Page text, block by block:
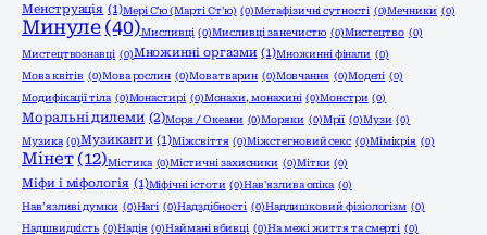
Менструація (1)Мері С'ю (Марті Ст'ю) (0)Метафізичні сутності (0)Мечники (0)
Минуле (40)Мисливці (0)Мисливці за нечистю (0)Мистецтво (0)
Мистецтвознавці (0)Множинні оргазми (1)Множинні фінали (0)
Мова квітів (0)Мова рослин (0)Мова тварин (0)Мовчання (0)Моделі (0)
Модифікації тіла (0)Монастирі (0)Монахи, монахині (0)Монстри (0)
Моральні дилеми (2)Моря / Океани (0)Моряки (0)Мрії (0)Музи (0)
Музика (0)Музиканти (1)Міжсвіття (0)Міжстегновий секс (0)Мімікрія (0)
Мінет (12)Містика (0)Містичні захисники (0)Мітки (0)
Міфи і міфологія (1)Міфічні істоти (0)Нав'язлива опіка (0)
Нав’язливі думки (0)Нагі (0)Надздібності (0)Надлишковий фізіологізм (0)
Надшвидкість (0)Надія (0)Наймані вбивці (0)На межі життя та смерті (0)